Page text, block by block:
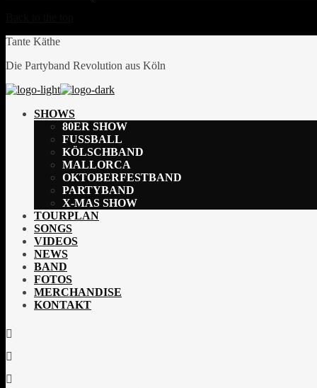
Tante Käthe
Die Partyband Revolution aus Köln
SHOWS
80ER SHOW
FUSSBALL
KÖLSCHBAND
MALLORCA
OKTOBERFESTBAND
PARTYBAND
X-MAS SHOW
TOURPLAN
SONGS
VIDEOS
NEWS
BAND
FOTOS
MERCHANDISE
KONTAKT